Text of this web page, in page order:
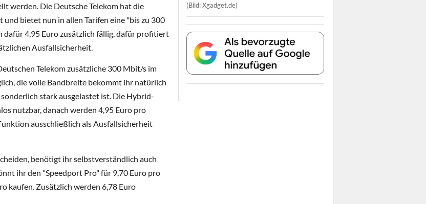
werden. Die Deutsche Telekom hat die
bietet nun in allen Tarifen eine "bis zu 300
4,95 Euro zusätzlich fällig, dafür profitiert
Ausfallsicherheit.
Telekom zusätzliche 300 Mbit/s im
die volle Bandbreite bekommt ihr natürlich
stark ausgelastet ist. Die Hybrid-
nutzbar, danach werden 4,95 Euro pro
ausschließlich als Ausfallsicherheit
benötigt ihr selbstverständlich auch
ihr den "Speedport Pro" für 9,70 Euro pro
kaufen. Zusätzlich werden 6,78 Euro
(Bild: Xgadget.de)